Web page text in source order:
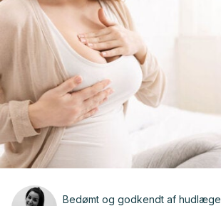
Bedømt og godkendt af hudlæge